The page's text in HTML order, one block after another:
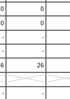
0 0
0 0
- -
- -
26
- -